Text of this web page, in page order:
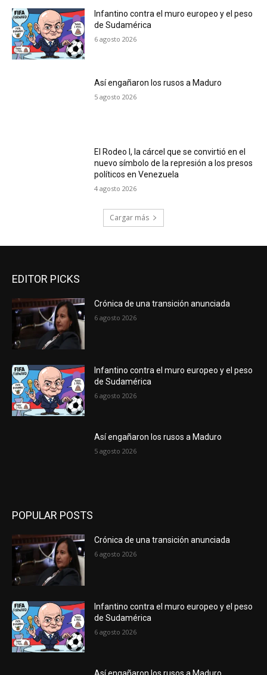
Infantino contra el muro europeo y el peso
de Sudamérica
6 agosto 2026
Así engañaron los rusos a Maduro
5 agosto 2026
El Rodeo I, la cárcel que se convirtió en el
nuevo símbolo de la represión a los presos
políticos en Venezuela
4 agosto 2026
Cargar más
EDITOR PICKS
Crónica de una transición anunciada
6 agosto 2026
Infantino contra el muro europeo y el peso
de Sudamérica
6 agosto 2026
Así engañaron los rusos a Maduro
5 agosto 2026
POPULAR POSTS
Crónica de una transición anunciada
6 agosto 2026
Infantino contra el muro europeo y el peso
de Sudamérica
6 agosto 2026
Así engañaron los rusos a Maduro